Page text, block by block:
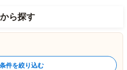
ら探す
件を絞り込む